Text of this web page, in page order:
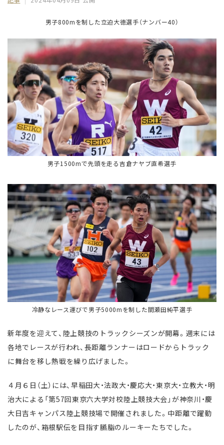
男子800mを制した立迫大徳選手（ナンバー40）
男子1500mで先頭を走る吉倉ナヤブ直希選手
冷静なレース運びで男子5000mを制した間瀬田純平選手
新年度を迎えて、陸上競技のトラックシーズンが開幕。週末には
各地でレースが行われ、長距離ランナーはロードからトラック
に舞台を移し熱戦を繰り広げました。
４月６日（土）には、早稲田大・法政大・慶応大・東京大・立教大・明
治大による「第57回東京六大学対校陸上競技大会」が神奈川・慶
大日吉キャンパス陸上競技場で開催されました。中距離で躍動
したのが、箱根駅伝を目指す臙脂のルーキーたちでした。